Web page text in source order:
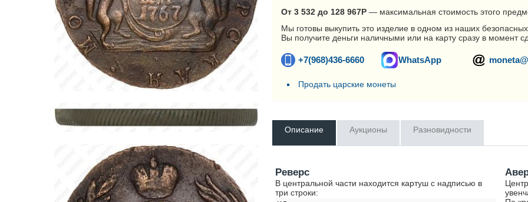
От 3 532 до 128 967Р — максимальная стоимость этого
Мы готовы выкупить это изделие в одном из наших
Вы получите деньги наличными или на карту сразу в момент
+7(968)436-6660 WhatsApp
Продать царские монеты
Описание Аукционы Разновидности
Реверс
В центральной части находится картуш с надписью в
три строки: